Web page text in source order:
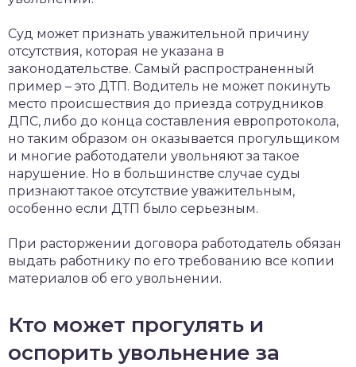
Суд может признать уважительной причину
отсутствия, которая не указана в
законодательстве. Самый распространенный
пример – это ДТП. Водитель не может покинуть
место происшествия до приезда сотрудников
ДПС, либо до конца составления европротокола,
но таким образом он оказывается прогульщиком
и многие работодатели увольняют за такое
нарушение. Но в большинстве случае суды
признают такое отсутствие уважительным,
особенно если ДТП было серьезным.
При расторжении договора работодатель обязан
выдать работнику по его требованию все копии
материалов об его увольнении.
Кто может прогулять и
оспорить увольнение за